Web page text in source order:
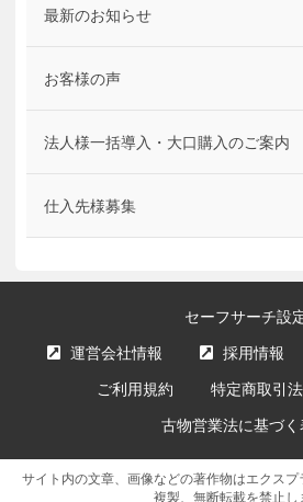
最新のお知らせ
お客様の声
法人様一括導入・大口購入のご案内
仕入先様募集
セーフサーチ設
運営会社情報 採用情報
ご利用規約 特定商取引
古物営業法に基づく
サイト内の文章、画像などの著作物はエクスプ
複製、無断転載を禁止し